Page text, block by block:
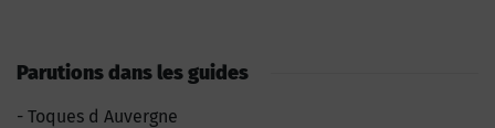
Parutions dans les guides
Toques d Auvergne